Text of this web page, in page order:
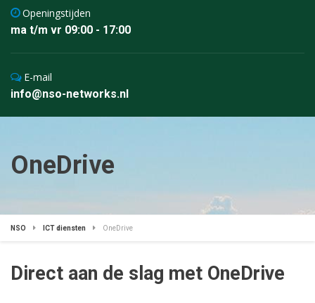
Openingstijden
ma t/m vr 09:00 - 17:00
E-mail
info@nso-networks.nl
OneDrive
NSO ICT diensten OneDrive
Direct aan de slag met OneDrive